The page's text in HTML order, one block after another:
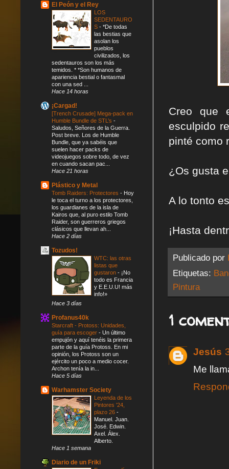
Creo que
esculpido
pinté como
¿Os gusta
A lo tonto
¡Hasta
Publicado por
Etiquetas:
Pintura
1
Jesús
Me
El Peón y el Rey
LOS
SEDENTAURO
S - *De todas
las bestias que
asolan los
pueblos
civilizados, los
sedentauros son los más
temidos. * *Son humanos de
apariencia bestial o fantasmal
con una sed ...
Hace 14 horas
¡Cargad!
[Trench Crusade] Mega-pack en
Humble Bundle de STL’s -
Saludos, Señores de la Guerra.
Post breve. Los de Humble
Bundle, que ya sabéis que
suelen hacer packs de
videojuegos sobre todo, de vez
en cuando sacan pac...
Hace 21 horas
Plástico y Metal
Tomb Raiders: Protectores - Hoy
le toca el turno a los protectores,
los guardianes de la isla de
Kairos que, al puro estilo Tomb
Raider, son guerreros griegos
clásicos que llevan ah...
Hace 2 días
Tozudos!
WTC: las otras
listas que
gustaron - ¡No
todo es Francia
y E.E.U.U! más
info!»
Hace 3 días
Profanus40k
Starcraft - Protoss: Unidades,
guía para escoger - Un último
empujón y aquí tenéis la primera
parte de la guía Protoss. En mi
opinión, los Protoss son un
ejército un poco a medio cocer.
Archon tenía la in...
Hace 5 días
Warhamster Society
Leyenda de los
Pintores '24,
plazo 26 -
Manuel. Juan.
José. Edwin.
Axel. Álex.
Alberto.
Hace 1 semana
Diario de un Friki